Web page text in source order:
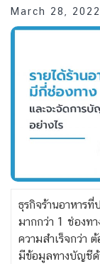
March 28, 2022
ธุรกิจร้านอาหารที่
มากกว่า 1 ช่องท
ความสำเร็จกว่า
มีข้อมูลทางบัญชีด้